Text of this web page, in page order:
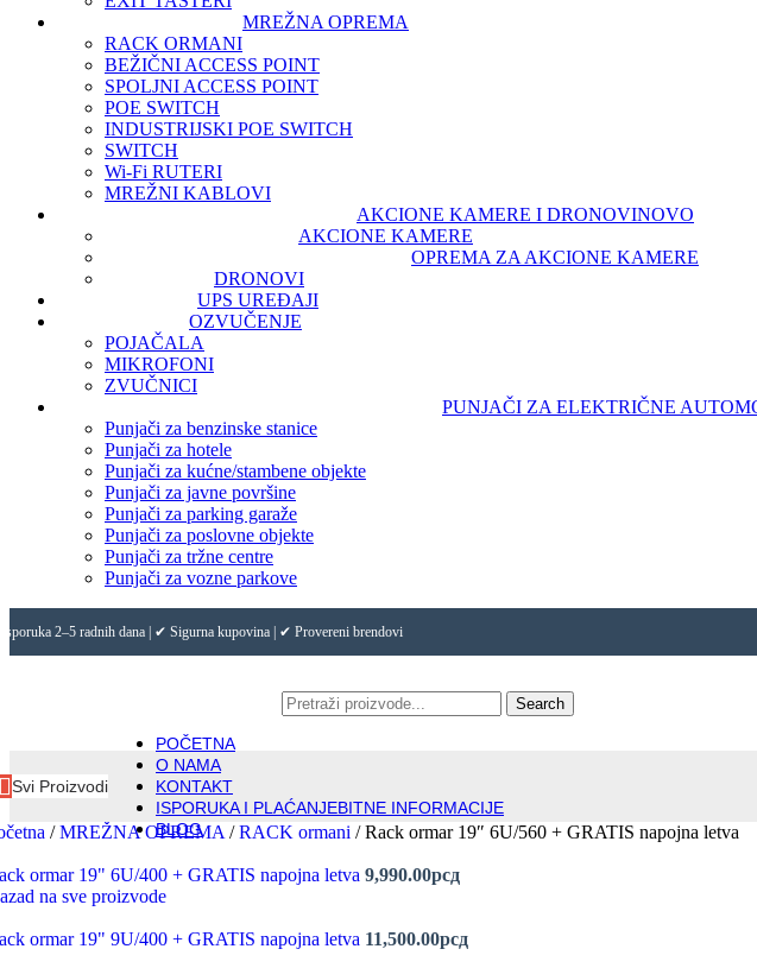
MREŽNA OPREMA
RACK ORMANI
BEŽIČNI ACCESS POINT
SPOLJNI ACCESS POINT
POE SWITCH
INDUSTRIJSKI POE SWITCH
SWITCH
Wi-Fi RUTERI
MREŽNI KABLOVI
AKCIONE KAMERE I DRONOVINOVO
AKCIONE KAMERE
OPREMA ZA AKCIONE KAMERE
DRONOVI
UPS UREĐAJI
OZVUČENJE
POJAČALA
MIKROFONI
ZVUČNICI
PUNJAČI ZA ELEKTRIČNE
Punjači za benzinske stanice
Punjači za hotele
Punjači za kućne/stambene objekte
Punjači za javne površine
Punjači za parking garaže
Punjači za poslovne objekte
Punjači za tržne centre
Punjači za vozne parkove
2–5 radnih dana | ✔ Sigurna kupovina | ✔ Provereni brendovi
Search
Svi Proizvodi
POČETNA
O NAMA
KONTAKT
ISPORUKA I PLAĆANJEBITNE INFORMACIJE
BLOG
/ MREŽNA OPREMA / RACK ormani / Rack ormar 19″ 6U/560 + GRATIS napojna letva
ormar 19" 6U/400 + GRATIS napojna letva 9,990.00рсд
na sve proizvode
ormar 19" 9U/400 + GRATIS napojna letva 11,500.00рсд